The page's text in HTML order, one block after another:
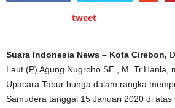
tweet
Suara Indonesia News – Kota Cirebon,
Laut (P) Agung Nugroho SE., M. Tr.Hanla,
Upacara Tabur bunga dalam rangka
Samudera tanggal 15 Januari 2020 di atas